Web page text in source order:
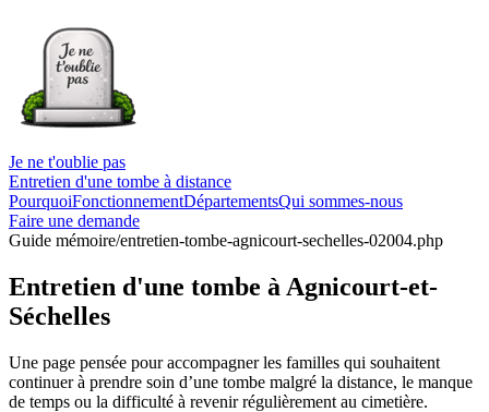
Je ne t'oublie pas
Entretien d'une tombe à distance
PourquoiFonctionnementDépartementsQui sommes-nous
Faire une demande
Guide mémoire/entretien-tombe-agnicourt-sechelles-02004.php
Entretien d'une tombe à Agnicourt-et-
Séchelles
Une page pensée pour accompagner les familles qui souhaitent
continuer à prendre soin d’une tombe malgré la distance, le manque
de temps ou la difficulté à revenir régulièrement au cimetière.